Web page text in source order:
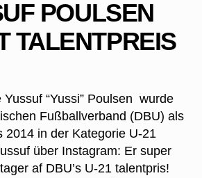
POULSEN
TALENTPREIS
“Yussi” Poulsen wurde
Fußballverband (DBU) als
2014 in der Kategorie U-21
über Instagram: Er super
af DBU’s U-21 talentpris!